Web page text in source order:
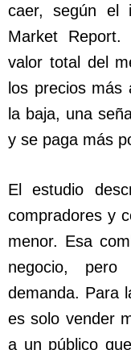
caer, según el
Market
valor total del
los precios
la baja, una
y se paga más
El estudio
compradores y
menor. Esa
negocio,
demanda. Para
es solo vender
a un público